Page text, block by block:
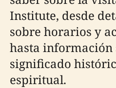
Institute, desde
sobre horarios y
hasta información
significado
espiritual.